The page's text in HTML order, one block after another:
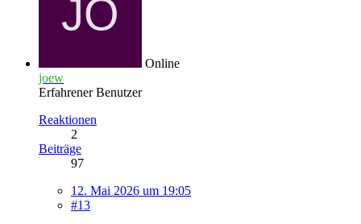
Online
joew
Erfahrener Benutzer
Reaktionen
2
Beiträge
97
12. Mai 2026 um 19:05
#13